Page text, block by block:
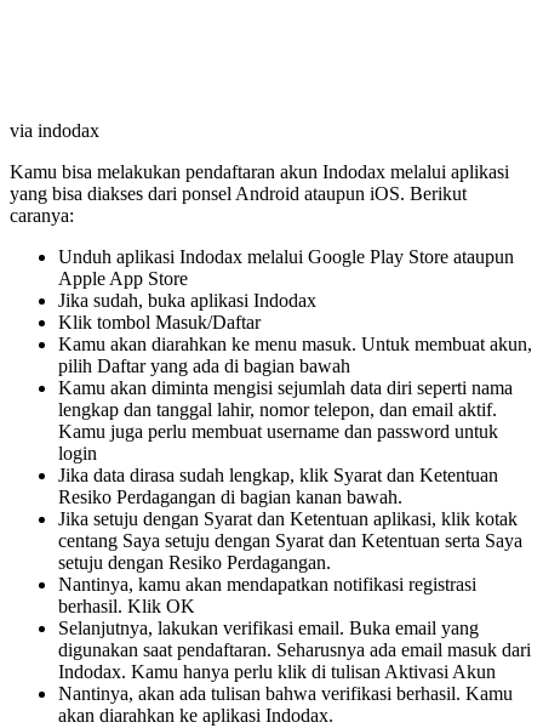
via indodax
Kamu bisa melakukan pendaftaran akun Indodax melalui aplikasi
yang bisa diakses dari ponsel Android ataupun iOS. Berikut
caranya:
Unduh aplikasi Indodax melalui Google Play Store ataupun
Apple App Store
Jika sudah, buka aplikasi Indodax
Klik tombol Masuk/Daftar
Kamu akan diarahkan ke menu masuk. Untuk membuat akun,
pilih Daftar yang ada di bagian bawah
Kamu akan diminta mengisi sejumlah data diri seperti nama
lengkap dan tanggal lahir, nomor telepon, dan email aktif.
Kamu juga perlu membuat username dan password untuk
login
Jika data dirasa sudah lengkap, klik Syarat dan Ketentuan
Resiko Perdagangan di bagian kanan bawah.
Jika setuju dengan Syarat dan Ketentuan aplikasi, klik kotak
centang Saya setuju dengan Syarat dan Ketentuan serta Saya
setuju dengan Resiko Perdagangan.
Nantinya, kamu akan mendapatkan notifikasi registrasi
berhasil. Klik OK
Selanjutnya, lakukan verifikasi email. Buka email yang
digunakan saat pendaftaran. Seharusnya ada email masuk dari
Indodax. Kamu hanya perlu klik di tulisan Aktivasi Akun
Nantinya, akan ada tulisan bahwa verifikasi berhasil. Kamu
akan diarahkan ke aplikasi Indodax.